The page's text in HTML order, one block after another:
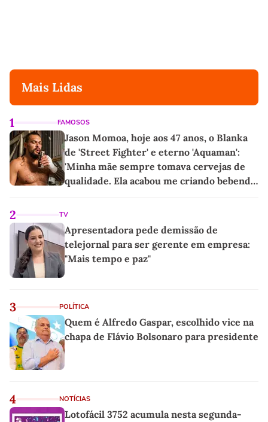
Mais Lidas
1 FAMOSOS
Jason Momoa, hoje aos 47 anos, o Blanka
de 'Street Fighter' e eterno 'Aquaman':
'Minha mãe sempre tomava cervejas de
qualidade. Ela acabou me criando bebendo
2 TV
Apresentadora pede demissão de
telejornal para ser gerente em empresa:
"Mais tempo e paz"
3 POLÍTICA
Quem é Alfredo Gaspar, escolhido vice na
chapa de Flávio Bolsonaro para presidente
4 NOTÍCIAS
Lotofácil 3752 acumula nesta segunda-